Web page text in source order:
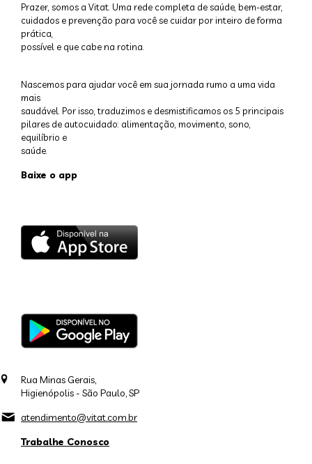
Prazer, somos a Vitat. Uma rede completa de saúde, bem-estar,
cuidados e prevenção para você se cuidar por inteiro de forma
prática,
possível e que cabe na rotina.
Nascemos para ajudar você em sua jornada rumo a uma vida
mais
saudável. Por isso, traduzimos e desmistificamos os 5 principais
pilares de autocuidado: alimentação, movimento, sono,
equilíbrio e
saúde.
Baixe o app
Rua Minas Gerais,
Higienópolis - São Paulo, SP
atendimento@vitat.com.br
Trabalhe Conosco